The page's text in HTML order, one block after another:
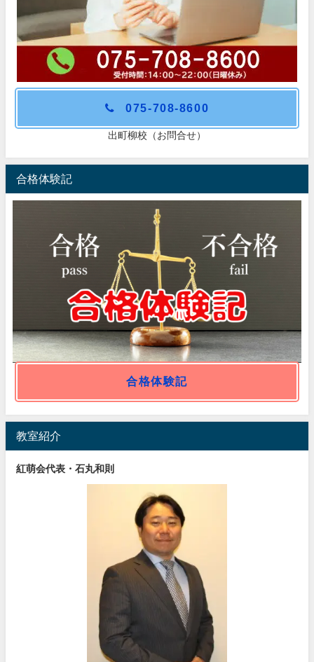
075-708-8600
出町柳校（お問合せ）
合格体験記
合格体験記
教室紹介
紅萌会代表・石丸和則